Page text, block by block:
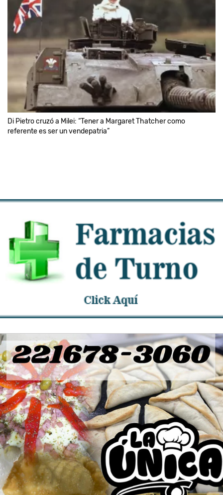
Di Pietro cruzó a Milei: “Tener a Margaret Thatcher como
referente es ser un vendepatria”